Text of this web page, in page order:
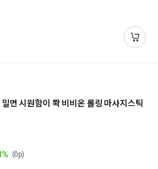
밀면 시원함이 쫙 비비온 롤링 마사지스틱
(0p)